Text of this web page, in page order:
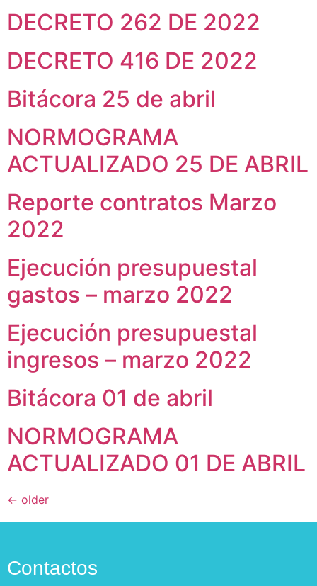
Vivienda Nueva
Vivienda un proyecto
Titulación
Arrendamiento temporal
Reconocimiento de
Acompañamiento Social
OPV-JVC
Convocatorias
Nosotros
¿Qué es el ISVIMED?
Plan de Desarrollo
Rendición de cuentas
Directorio de servidores
Encuesta de Percepción
Opciones de accesibilidad
A+ A A-
fuente
Contraste
Centro de relevo
DECRETO 262 DE 2022
DECRETO 416 DE 2022
Bitácora 25 de abril
NORMOGRAMA
ACTUALIZADO 25 DE ABRIL
Reporte contratos Marzo
2022
Ejecución presupuestal
gastos – marzo 2022
Ejecución presupuestal
ingresos – marzo 2022
Bitácora 01 de abril
NORMOGRAMA
ACTUALIZADO 01 DE ABRIL
← older
Contactos